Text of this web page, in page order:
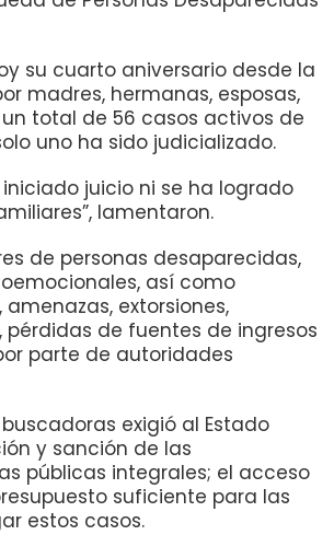
su cuarto aniversario desde la
madres, hermanas, esposas,
total de 56 casos activos de
uno ha sido judicializado.
juicio ni se ha logrado
lamentaron.
de personas desaparecidas,
así como
extorsiones,
de fuentes de ingresos
parte de autoridades
exigió al Estado
y sanción de las
públicas integrales; el acceso
suficiente para las
estos casos.